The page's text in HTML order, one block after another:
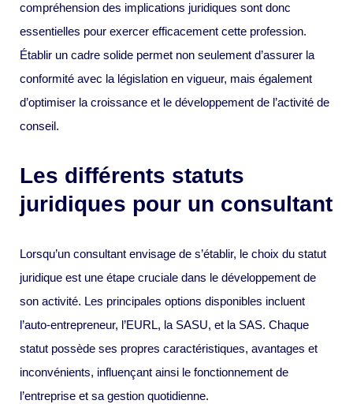
compréhension des implications juridiques sont donc
essentielles pour exercer efficacement cette profession.
Établir un cadre solide permet non seulement d’assurer la
conformité avec la législation en vigueur, mais également
d’optimiser la croissance et le développement de l’activité de
conseil.
Les différents statuts
juridiques pour un consultant
Lorsqu’un consultant envisage de s’établir, le choix du statut
juridique est une étape cruciale dans le développement de
son activité. Les principales options disponibles incluent
l’auto-entrepreneur, l’EURL, la SASU, et la SAS. Chaque
statut possède ses propres caractéristiques, avantages et
inconvénients, influençant ainsi le fonctionnement de
l’entreprise et sa gestion quotidienne.